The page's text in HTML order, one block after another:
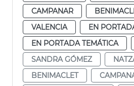
CAMPANAR
VALENCIA
EN
EN PORTADA TEMÁTICA
SANDRA GÓMEZ
BENIMACLET